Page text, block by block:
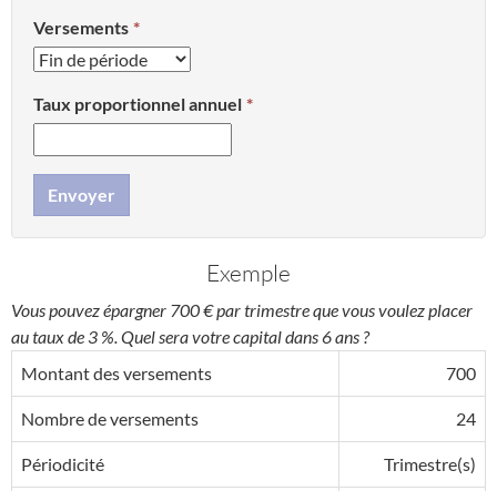
Versements
Taux proportionnel annuel
Envoyer
Exemple
Vous pouvez épargner 700 € par trimestre que vous voulez placer
au taux de 3 %. Quel sera votre capital dans 6 ans ?
Montant des versements
700
Nombre de versements 24
Périodicité Trimestre(s)